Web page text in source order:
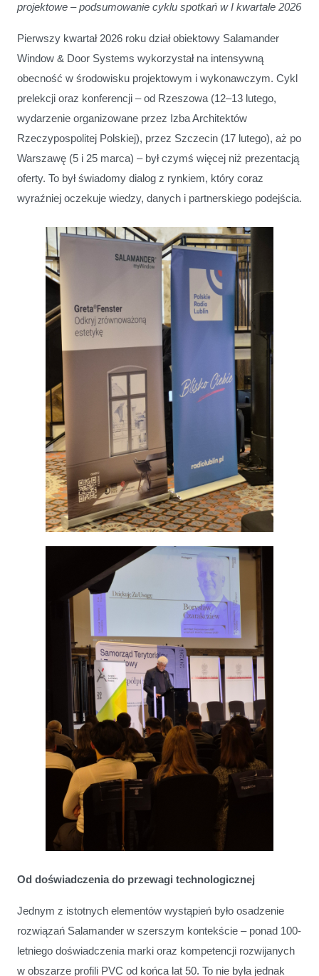
projektowe – podsumowanie cyklu spotkań w I kwartale 2026
Pierwszy kwartał 2026 roku dział obiektowy Salamander
Window & Door Systems wykorzystał na intensywną
obecność w środowisku projektowym i wykonawczym. Cykl
prelekcji oraz konferencji – od Rzeszowa (12–13 lutego,
wydarzenie organizowane przez Izba Architektów
Rzeczypospolitej Polskiej), przez Szczecin (17 lutego), aż po
Warszawę (5 i 25 marca) – był czymś więcej niż prezentacją
oferty. To był świadomy dialog z rynkiem, który coraz
wyraźniej oczekuje wiedzy, danych i partnerskiego podejścia.
Od doświadczenia do przewagi technologicznej
Jednym z istotnych elementów wystąpień było osadzenie
rozwiązań Salamander w szerszym kontekście – ponad 100-
letniego doświadczenia marki oraz kompetencji rozwijanych
w obszarze profili PVC od końca lat 50. To nie była jednak